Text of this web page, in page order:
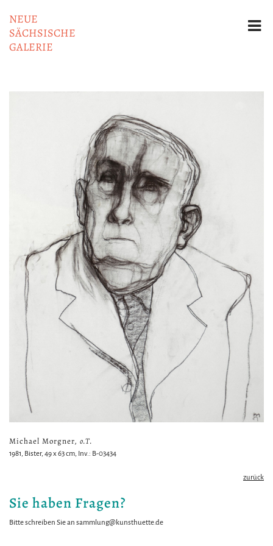
NEUE
SÄCHSISCHE
GALERIE
Michael Morgner, o.T.
1981, Bister, 49 x 63 cm, Inv.: B-03434
zurück
Sie haben Fragen?
Bitte schreiben Sie an sammlung@kunsthuette.de